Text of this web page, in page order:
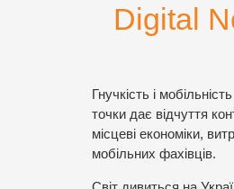
Digital
Гнучкість і
точки дає відчуття
місцеві економіки,
мобільних фахівців.